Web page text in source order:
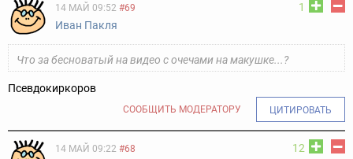
1
14 МАЙ 09:52 #69
Иван Пакля
Что за бесноватый на видео с очечами на макушке...?
Псевдокиркоров
СООБЩИТЬ МОДЕРАТОРУ ЦИТИРОВАТЬ
12
14 МАЙ 09:22 #68